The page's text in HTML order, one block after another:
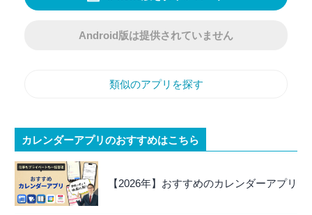
Android版は提供されていません
類似のアプリを探す
カレンダーアプリのおすすめはこちら
【2026年】おすすめのカレンダーアプリ